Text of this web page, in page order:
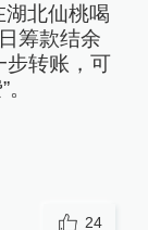
北仙桃喝
筹款结余
步转账，可
24